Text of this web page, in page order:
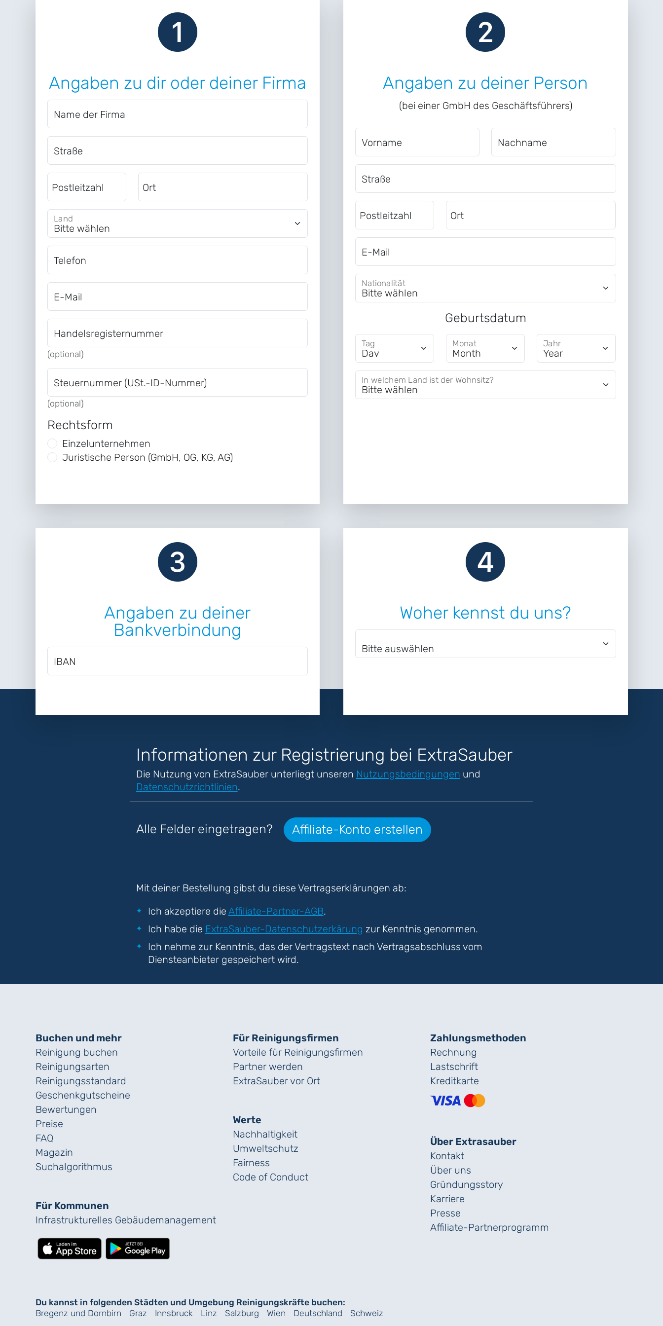
Angaben zu dir oder deiner Firma
Name der Firma
Straße
Postleitzahl Ort
Land
Telefon
E-Mail
Handelsregisternummer
(optional)
Steuernummer (USt.-ID-Nummer)
(optional)
Rechtsform
Einzelunternehmen
Juristische Person (GmbH, OG, KG, AG)
Angaben zu deiner Person
(bei einer GmbH des Geschäftsführers)
Vorname Nachname
Straße
Postleitzahl Ort
E-Mail
Nationalität
Geburtsdatum
Tag Monat Jahr
In welchem Land ist der Wohnsitz?
Angaben zu deiner
Bankverbindung
IBAN
Woher kennst du uns?
Informationen zur Registrierung bei ExtraSauber
Die Nutzung von ExtraSauber unterliegt unseren Nutzungsbedingungen und
Datenschutzrichtlinien.
Alle Felder eingetragen? Affiliate-Konto erstellen
Mit deiner Bestellung gibst du diese Vertragserklärungen ab:
Ich akzeptiere die Affiliate-Partner-AGB.
Ich habe die ExtraSauber-Datenschutzerkärung zur Kenntnis genommen.
Ich nehme zur Kenntnis, das der Vertragstext nach Vertragsabschluss vom
Diensteanbieter gespeichert wird.
Buchen und mehr
Reinigung buchen
Reinigungsarten
Reinigungs­standard
Geschenk­gutscheine
Bewertungen
Preise
FAQ
Magazin
Suchalgorithmus
Für Kommunen
Infrastrukturelles Gebäude­management
Für Reinigungs­firmen
Vorteile für Reinigungs­firmen
Partner werden
ExtraSauber vor Ort
Werte
Nachhaltigkeit
Umweltschutz
Fairness
Code of Conduct
Zahlungs­methoden
Rechnung
Lastschrift
Kreditkarte
Über Extrasauber
Kontakt
Über uns
Gründungs­story
Karriere
Presse
Affiliate-Partnerprogramm
Du kannst in folgenden Städten und Umgebung Reinigungskräfte buchen:
Bregenz und Dornbirn
Graz Innsbruck Linz Salzburg Wien Deutschland Schweiz